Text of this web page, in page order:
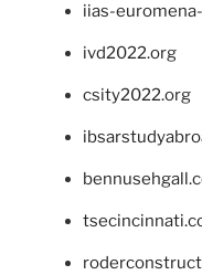
iias-
ivd2022.org
csity2022.org